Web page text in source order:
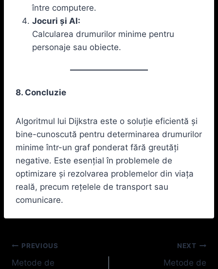
între computere.
Jocuri și AI:
Calcularea drumurilor minime pentru
personaje sau obiecte.
8. Concluzie
Algoritmul lui Dijkstra este o soluție eficientă și
bine-cunoscută pentru determinarea drumurilor
minime într-un graf ponderat fără greutăți
negative. Este esențial în problemele de
optimizare și rezolvarea problemelor din viața
reală, precum rețelele de transport sau
comunicare.
Navigare
PREVIOUS
Metode de
NEXT
Metode de